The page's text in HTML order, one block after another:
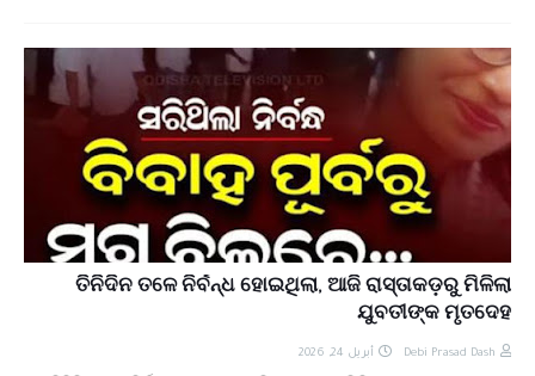
ତିନିଦିନ ତଳେ ନିର୍ବନ୍ଧ ହୋଇଥିଲା, ଆଜି ରାସ୍ତାକଡ଼ରୁ ମିଳିଲା
ଯୁବତୀଙ୍କ ମୃତଦେହ
Debi Prasad Dash أبريل 24, 2026